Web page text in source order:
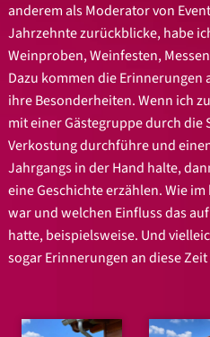
anderem als Moderator von
Jahrzehnte zurückblicke, habe
Weinproben, Weinfesten,
Dazu kommen die
ihre Besonderheiten. Wenn ich
mit einer Gästegruppe durch die
Verkostung durchführe und
Jahrgangs in der Hand halte,
eine Geschichte erzählen. Wie
war und welchen Einfluss das
hatte, beispielsweise. Und
sogar Erinnerungen an diese